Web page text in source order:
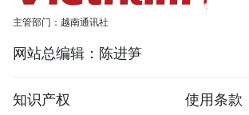
主管部门：越南通讯社
网站总编辑：陈进笋
知识产权
使用条款